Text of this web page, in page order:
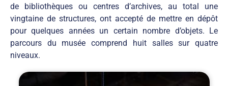
de bibliothèques ou centres d’archives, au total une
vingtaine de structures, ont accepté de mettre en dépôt
pour quelques années un certain nombre d’objets. Le
parcours du musée comprend huit salles sur quatre
niveaux.